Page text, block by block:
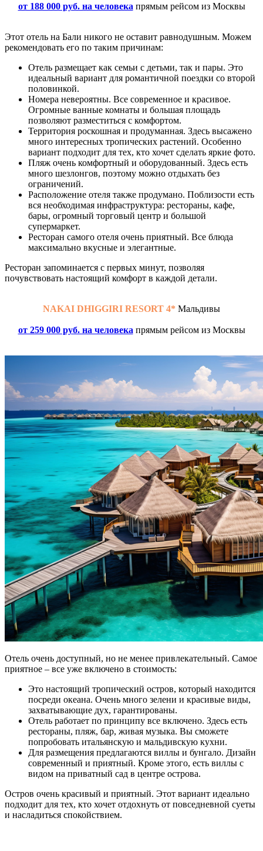
от 188 000 руб. на человека прямым рейсом из Москвы
Этот отель на Бали никого не оставит равнодушным. Можем
рекомендовать его по таким причинам:
Отель размещает как семьи с детьми, так и пары. Это
идеальный вариант для романтичной поездки со второй
половинкой.
Номера невероятны. Все современное и красивое.
Огромные ванные комнаты и большая площадь
позволяют разместиться с комфортом.
Территория роскошная и продуманная. Здесь высажено
много интересных тропических растений. Особенно
вариант подходит для тех, кто хочет сделать яркие фото.
Пляж очень комфортный и оборудованный. Здесь есть
много шезлонгов, поэтому можно отдыхать без
ограничений.
Расположение отеля также продумано. Поблизости есть
вся необходимая инфраструктура: рестораны, кафе,
бары, огромный торговый центр и большой
супермаркет.
Ресторан самого отеля очень приятный. Все блюда
максимально вкусные и элегантные.
Ресторан запоминается с первых минут, позволяя
почувствовать настоящий комфорт в каждой детали.
NAKAI DHIGGIRI RESORT 4* Мальдивы
от 259 000 руб. на человека прямым рейсом из Москвы
Отель очень доступный, но не менее привлекательный. Самое
приятное – все уже включено в стоимость:
Это настоящий тропический остров, который находится
посреди океана. Очень много зелени и красивые виды,
захватывающие дух, гарантированы.
Отель работает по принципу все включено. Здесь есть
рестораны, пляж, бар, живая музыка. Вы сможете
попробовать итальянскую и мальдивскую кухни.
Для размещения предлагаются виллы и бунгало. Дизайн
современный и приятный. Кроме этого, есть виллы с
видом на приватный сад в центре острова.
Остров очень красивый и приятный. Этот вариант идеально
подходит для тех, кто хочет отдохнуть от повседневной суеты
и насладиться спокойствием.